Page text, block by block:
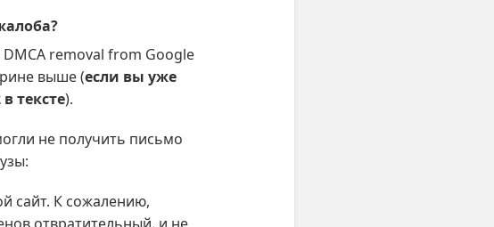
removal from Google
выше (если вы уже
тексте).
не получить письмо
сайт. К сожалению,